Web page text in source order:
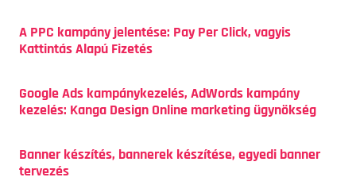
A PPC kampány jelentése: Pay Per Click, vagyis
Kattintás Alapú Fizetés
Google Ads kampánykezelés, AdWords kampány
kezelés: Kanga Design Online marketing ügynökség
Banner készítés, bannerek készítése, egyedi banner
tervezés